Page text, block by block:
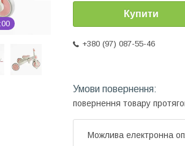
00
Купити
+380 (97) 087-55-46
повернення товару